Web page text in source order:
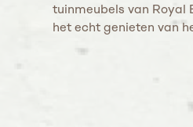
tuinmeubels van Royal
het echt genieten van